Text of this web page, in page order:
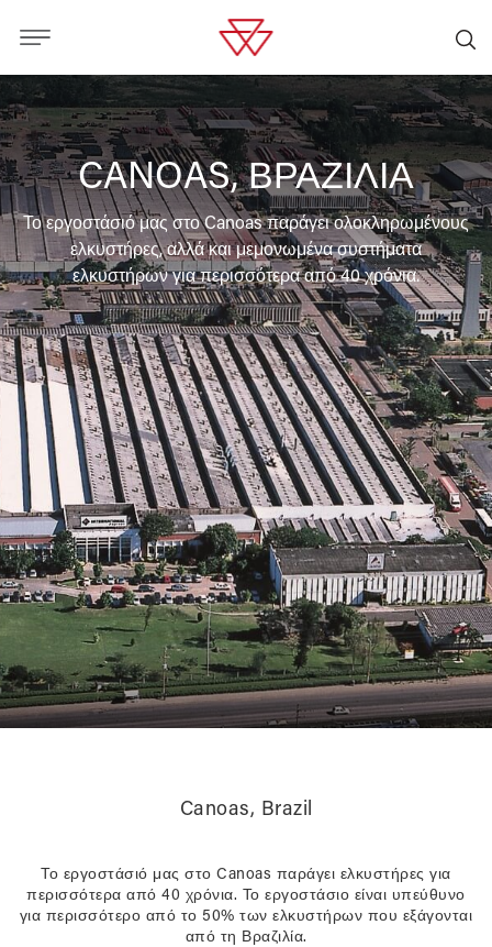
CANOAS, ΒΡΑΖΙΛΙΑ
Το εργοστάσιό μας στο Canoas παράγει ολοκληρωμένους
ελκυστήρες, αλλά και μεμονωμένα συστήματα
ελκυστήρων για περισσότερα από 40 χρόνια.
Canoas, Brazil
Το εργοστάσιό μας στο Canoas παράγει ελκυστήρες για
περισσότερα από 40 χρόνια. Το εργοστάσιο είναι υπεύθυνο
για περισσότερο από το 50% των ελκυστήρων που εξάγονται
από τη Βραζιλία.